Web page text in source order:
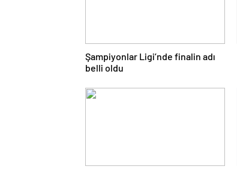
Şampiyonlar Ligi’nde finalin adı
belli oldu